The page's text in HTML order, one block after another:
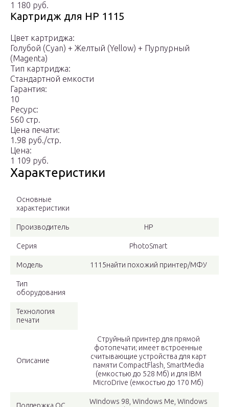
1 180 руб.
Картридж для HP 1115
Цвет картриджа:
Голубой (Cyan) + Желтый (Yellow) + Пурпурный
(Magenta)
Тип картриджа:
Стандартной емкости
Гарантия:
10
Ресурс:
560 стр.
Цена печати:
1.98 руб./стр.
Цена:
1 109 руб.
Характеристики
Основные
характеристики
Производитель HP
Серия PhotoSmart
Модель 1115найти похожий принтер/МФУ
Тип
оборудования
Технология
печати
Описание
Струйный принтер для прямой
фотопечати; имеет встроенные
считывающие устройства для карт
памяти CompactFlash, SmartMedia
(емкостью до 528 Мб) и для IBM
MicroDrive (емкостью до 170 Мб)
Windows 98, Windows Me, Windows